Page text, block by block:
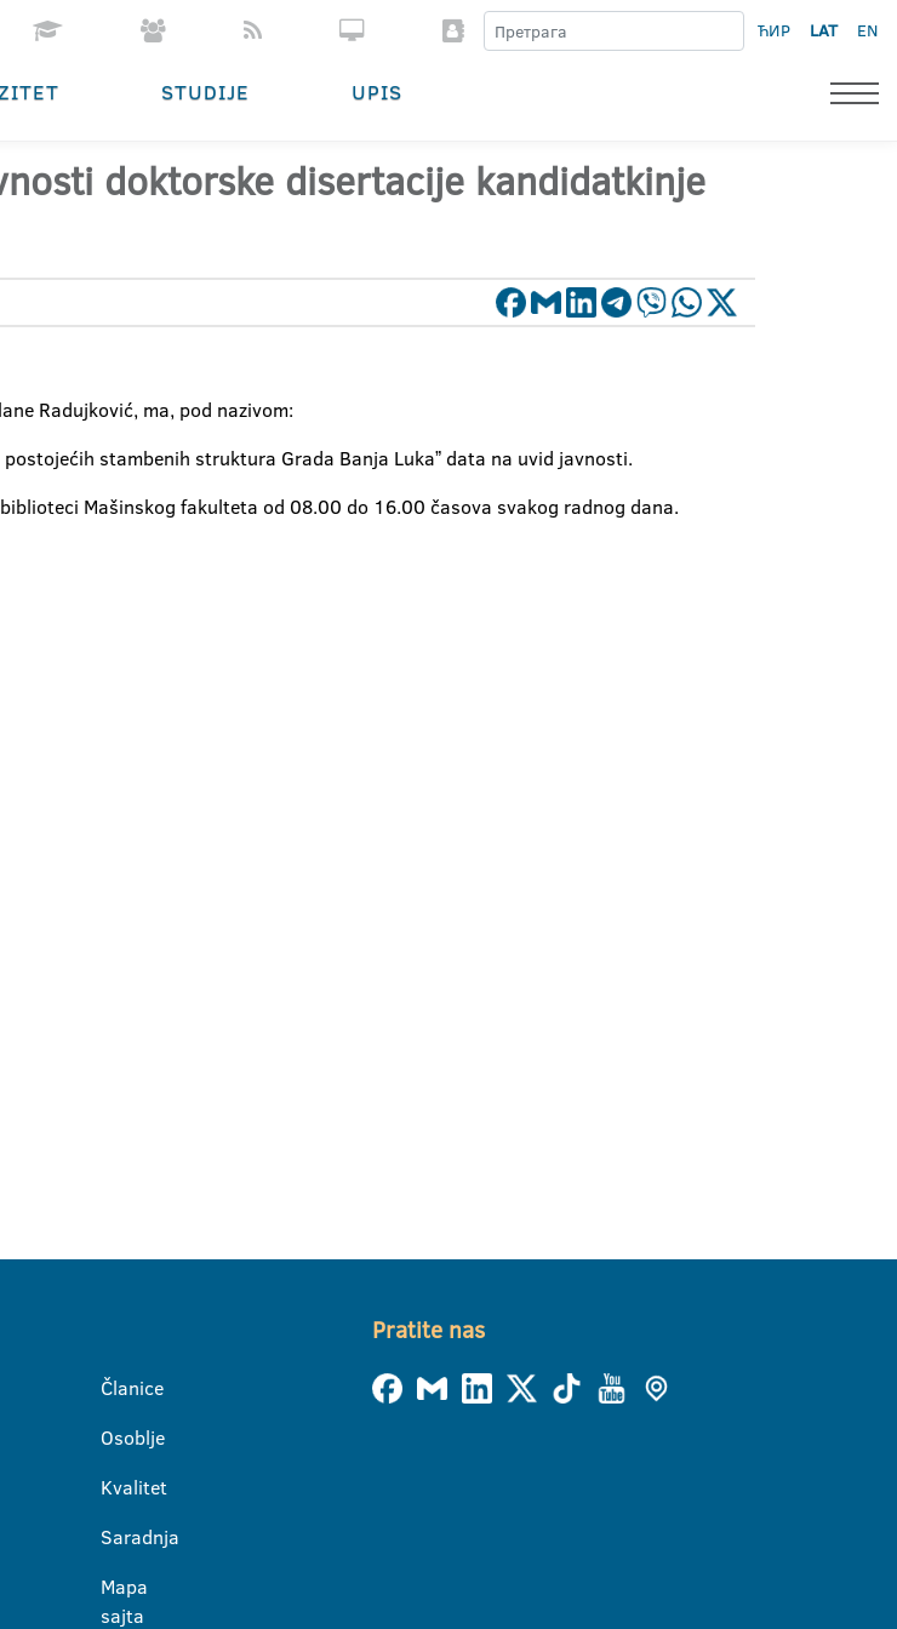
ЋИР LAT EN
STUDIJE UPIS
doktorske disertacije kandidatkinje
Radujković, ma, pod nazivom:
stambenih struktura Grada Banja Lukaˮ data na uvid javnosti.
Mašinskog fakulteta od 08.00 do 16.00 časova svakog radnog dana.
Članice
Osoblje
Kvalitet
Saradnja
Mapa
sajta
Pratite nas